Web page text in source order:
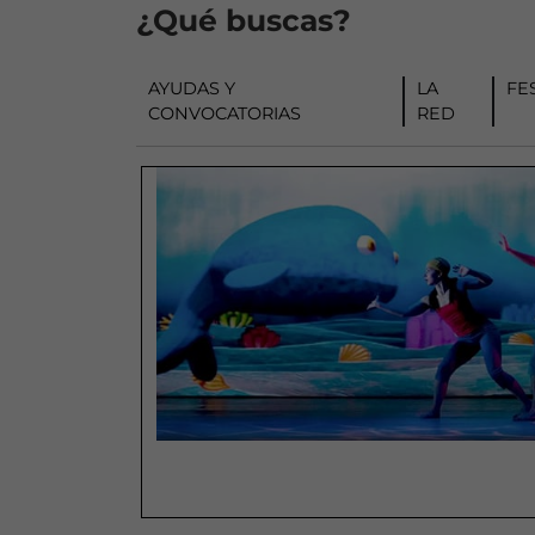
¿Qué buscas?
AYUDAS Y
CONVOCATORIAS
LA
RED